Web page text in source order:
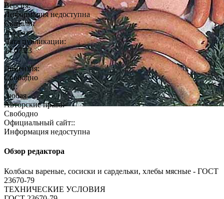
Версия:
Информация недоступна
Скачали:
265 раз
Дата публикации:
14.07.23
Лицензия:
Свободно
ОС:
Любая
Авторские права:
Свободно
Официальный сайт::
Информация недоступна
Обзор редактора
Колбасы вареные, сосиски и сардельки, хлебы мясные - ГОСТ
23670-79
ТЕХНИЧЕСКИЕ УСЛОВИЯ